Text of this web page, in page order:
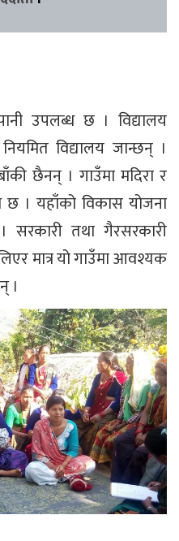
उपलब्ध छ । विद्यालय
विद्यालय जान्छन् ।
छैनन् । गाउँमा मदिरा र
छ । यहाँको विकास योजना
सरकारी तथा गैरसरकारी
मात्र यो गाउँमा आवश्यक
।